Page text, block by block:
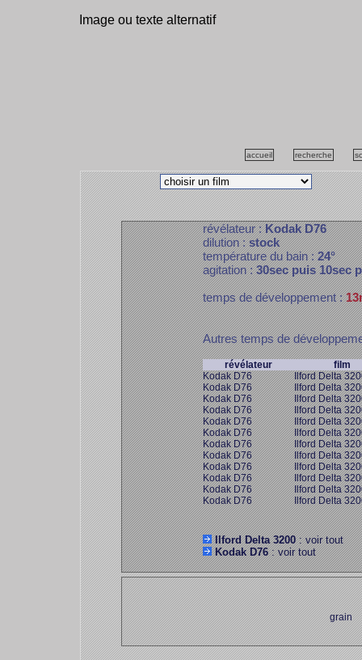
Image ou texte alternatif
accueil recherche
révélateur :Kodak D76
dilution :stock
température du bain :24°
agitation :30sec puis 10sec
temps de développement :
Autres temps de
révélateur
film
Kodak D76
Ilford Delta
Kodak D76
Ilford Delta
Kodak D76
Ilford Delta
Kodak D76
Ilford Delta
Kodak D76
Ilford Delta
Kodak D76
Ilford Delta
Kodak D76
Ilford Delta
Kodak D76
Ilford Delta
Kodak D76
Ilford Delta
Kodak D76
Ilford Delta
Kodak D76
Ilford Delta
Kodak D76
Ilford Delta
Ilford Delta 3200: voir tout
Kodak D76: voir tout
grain